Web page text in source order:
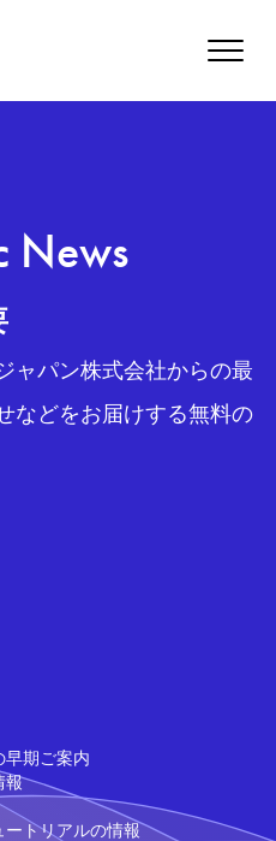
Toggle
News
ャパン株式会社からの最
などをお届けする無料の
早期ご案内
報
ートリアルの情報